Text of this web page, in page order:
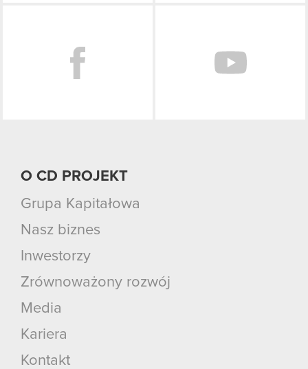
O CD PROJEKT
Grupa Kapitałowa
Nasz biznes
Inwestorzy
Zrównoważony rozwój
Media
Kariera
Kontakt